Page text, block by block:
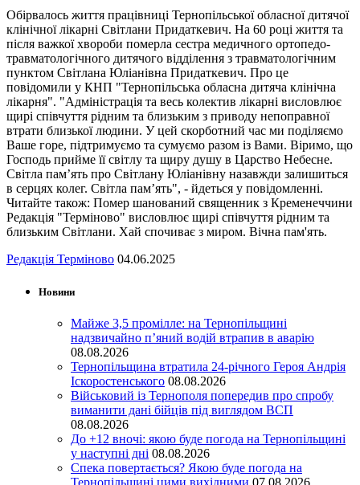
Обірвалось життя працівниці Тернопільської обласної дитячої
клінічної лікарні Світлани Придаткевич. На 60 році життя та
після важкої хвороби померла сестра медичного ортопедо-
травматологічного дитячого відділення з травматологічним
пунктом Світлана Юліанівна Придаткевич. Про це
повідомили у КНП "Тернопільська обласна дитяча клінічна
лікарня". "Адміністрація та весь колектив лікарні висловлює
щирі співчуття рідним та близьким з приводу непоправної
втрати близької людини. У цей скорботний час ми поділяємо
Ваше горе, підтримуємо та сумуємо разом із Вами. Віримо, що
Господь прийме її світлу та щиру душу в Царство Небесне.
Світла пам’ять про Світлану Юліанівну назавжди залишиться
в серцях колег. Світла пам’ять", - йдеться у повідомленні.
Читайте також: Помер шанований священник з Кременеччини
Редакція "Терміново" висловлює щирі співчуття рідним та
близьким Світлани. Хай спочиває з миром. Вічна пам'ять.
Редакція Терміново 04.06.2025
Новини
Майже 3,5 промілле: на Тернопільщині
надзвичайно п’яний водій втрапив в аварію
08.08.2026
Тернопільщина втратила 24-річного Героя Андрія
Іскоростенського 08.08.2026
Військовий із Тернополя попередив про спробу
виманити дані бійців під виглядом ВСП
08.08.2026
До +12 вночі: якою буде погода на Тернопільщині
у наступні дні 08.08.2026
Спека повертається? Якою буде погода на